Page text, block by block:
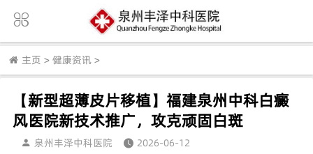
主页 > 健康资讯 >
【新型超薄皮片移植】福建泉州中科白癜
风医院新技术推广，攻克顽固白斑
泉州丰泽中科医院
2026-06-12